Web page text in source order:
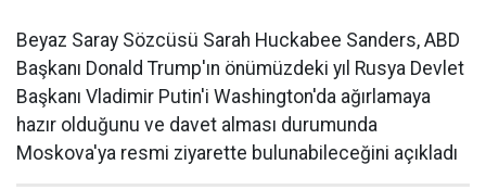
Beyaz Saray Sözcüsü Sarah Huckabee Sanders, ABD
Başkanı Donald Trump'ın önümüzdeki yıl Rusya Devlet
Başkanı Vladimir Putin'i Washington'da ağırlamaya
hazır olduğunu ve davet alması durumunda
Moskova'ya resmi ziyarette bulunabileceğini açıkladı